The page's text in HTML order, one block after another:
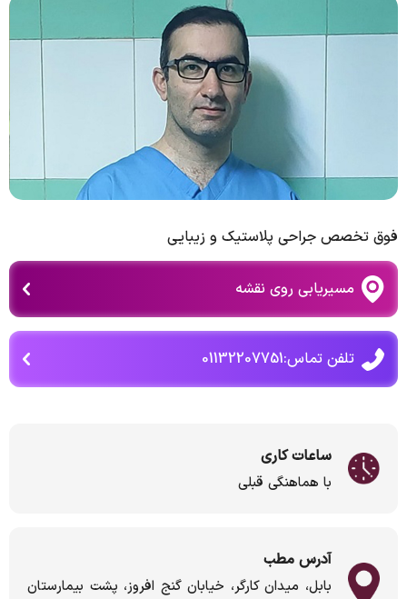
فوق تخصص جراحی پلاستیک و زیبایی
مسیریابی روی نقشه
تلفن تماس:01132207751
ساعات کاری
با هماهنگی قبلی
آدرس مطب
بابل، میدان کارگر، خیابان گنج افروز، پشت بیمارستان